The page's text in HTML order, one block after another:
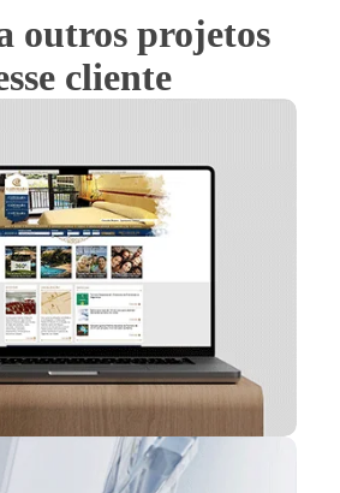
outros projetos
cliente